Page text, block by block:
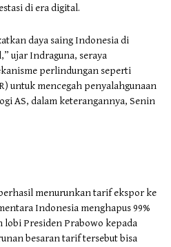
di era digital.
daya saing Indonesia di
ujar Indraguna, seraya
perlindungan seperti
untuk mencegah penyalahgunaan
AS, dalam keterangannya, Senin
menurunkan tarif ekspor ke
Indonesia menghapus 99%
lobi Presiden Prabowo kepada
besaran tarif tersebut bisa